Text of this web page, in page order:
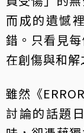
而成的遺憾
錯。只看見
在創傷與和解
雖然《
討論的話題